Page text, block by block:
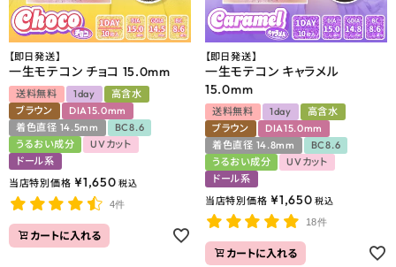
【即日発送】
一生モテコン チョコ 15.0mm
送料無料 1day
高含水
ブラウン
DIA15.0mm
着色直径 14.5mm
BC8.6
うるおい成分
UVカット
ドール系
当店特別価格 ¥1,650 税込
4件
カートに入れる
【即日発送】
一生モテコン キャラメル
15.0mm
送料無料 1day
高含水
ブラウン
DIA15.0mm
着色直径 14.8mm
BC8.6
うるおい成分
UVカット
ドール系
当店特別価格 ¥1,650 税込
18件
カートに入れる